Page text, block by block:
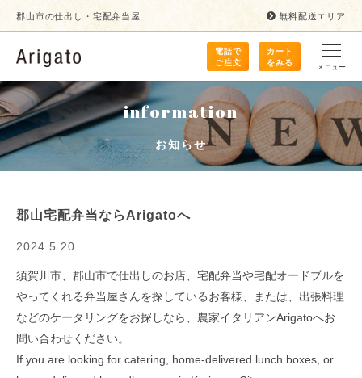
郡山市の仕出し・宅配弁当屋 無料配送エリア
電話で
ご注文
カート
をみる
メニュー
information
お知らせ
郡山宅配弁当ならArigatoへ
2024.5.20
須賀川市、郡山市で仕出しのお店、宅配弁当や宅配オードブルを
やってくれる弁当屋さんを探しているお客様、または、出張料理
などのケータリングをお探しなら、農家イタリアンArigatoへお
問い合わせください。
If you are looking for catering, home-delivered lunch boxes, or